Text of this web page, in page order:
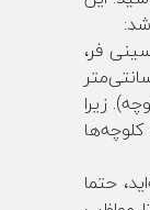
فر،
از آن‌ها از 5 تا 10 سانتی‌متر
زیرا
حتما